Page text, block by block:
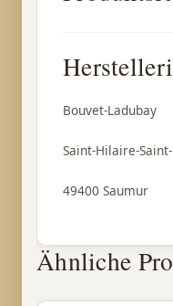
Bouvet-Ladubay
Saint-Hilaire-
49400 Saumur
Ähnliche